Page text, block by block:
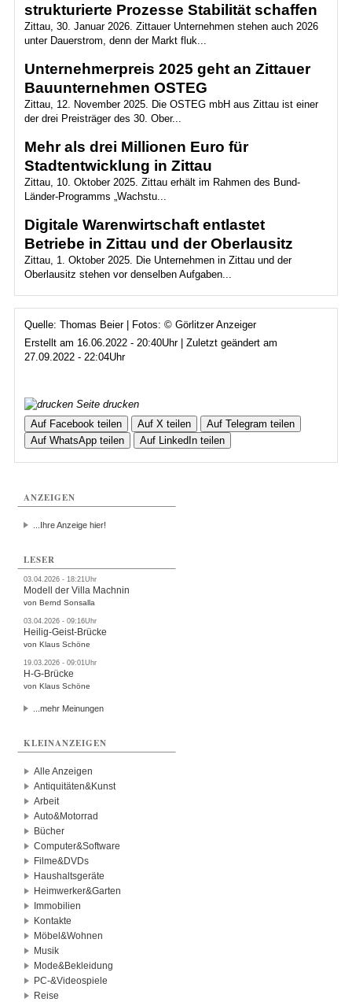
strukturierte Prozesse Stabilität schaffen
Zittau, 30. Januar 2026. Zittauer Unternehmen stehen auch 2026
unter Dauerstrom, denn der Markt fluk...
Unternehmerpreis 2025 geht an Zittauer
Bauunternehmen OSTEG
Zittau, 12. November 2025. Die OSTEG mbH aus Zittau ist einer
der drei Preisträger des 30. Ober...
Mehr als drei Millionen Euro für
Stadtentwicklung in Zittau
Zittau, 10. Oktober 2025. Zittau erhält im Rahmen des Bund-
Länder-Programms „Wachstu...
Digitale Warenwirtschaft entlastet
Betriebe in Zittau und der Oberlausitz
Zittau, 1. Oktober 2025. Die Unternehmen in Zittau und der
Oberlausitz stehen vor denselben Aufgaben...
Quelle: Thomas Beier | Fotos: © Görlitzer Anzeiger
Erstellt am 16.06.2022 - 20:40Uhr | Zuletzt geändert am
27.09.2022 - 22:04Uhr
Seite drucken
Auf Facebook teilen
Auf X teilen
Auf Telegram teilen
Auf WhatsApp teilen
Auf LinkedIn teilen
ANZEIGEN
...Ihre Anzeige hier!
LESER
03.04.2026 - 18:21Uhr
Modell der Villa Machnin
von Bernd Sonsalla
03.04.2026 - 09:16Uhr
Heilig-Geist-Brücke
von Klaus Schöne
19.03.2026 - 09:01Uhr
H-G-Brücke
von Klaus Schöne
...mehr Meinungen
KLEINANZEIGEN
Alle Anzeigen
Antiquitäten&Kunst
Arbeit
Auto&Motorrad
Bücher
Computer&Software
Filme&DVDs
Haushaltsgeräte
Heimwerker&Garten
Immobilien
Kontakte
Möbel&Wohnen
Musik
Mode&Bekleidung
PC-&Videospiele
Reise